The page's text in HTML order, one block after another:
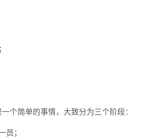
个简单的事情，大致分为三个阶段：
；